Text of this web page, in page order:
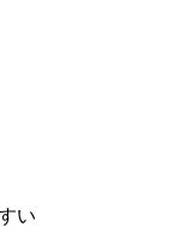
い